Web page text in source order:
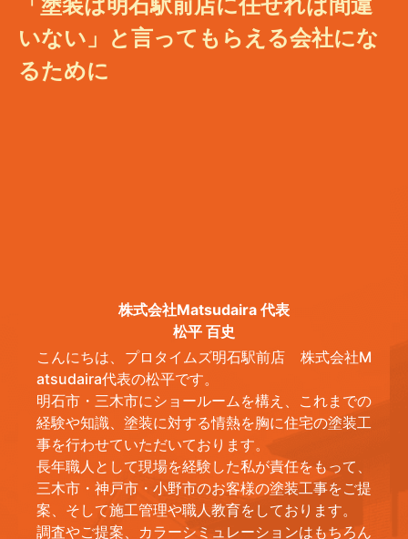
いない」と言ってもらえる会社にな
るために
株式会社Matsudaira 代表
松平 百史
こんにちは、プロタイムズ明石駅前店 株式会社M
atsudaira代表の松平です。
明石市・三木市にショールームを構え、これまでの
経験や知識、塗装に対する情熱を胸に住宅の塗装工
事を行わせていただいております。
長年職人として現場を経験した私が責任をもって、
三木市・神戸市・小野市のお客様の塗装工事をご提
案、そして施工管理や職人教育をしております。
調査やご提案、カラーシミュレーションはもちろん